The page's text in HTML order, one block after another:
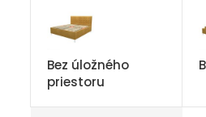
Bez úložného
priestoru